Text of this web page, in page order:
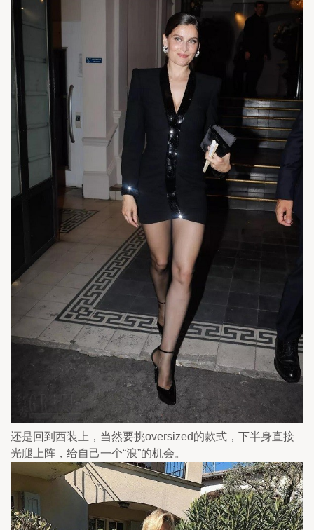
还是回到西装上，当然要挑oversized的款式，下半身直接
光腿上阵，给自己一个“浪”的机会。